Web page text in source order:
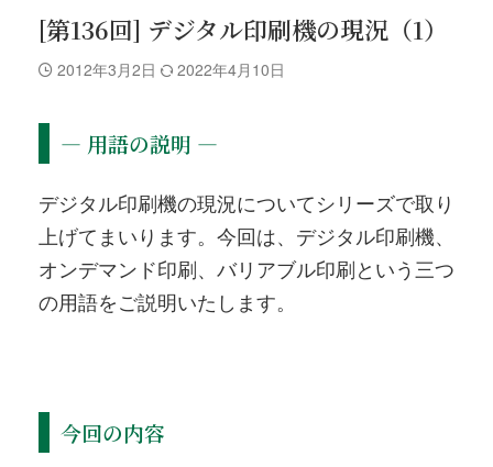
[第136回] デジタル印刷機の現況（1）
2012年3月2日 2022年4月10日
― 用語の説明 ―
デジタル印刷機の現況についてシリーズで取り
上げてまいります。今回は、デジタル印刷機、
オンデマンド印刷、バリアブル印刷という三つ
の用語をご説明いたします。
今回の内容